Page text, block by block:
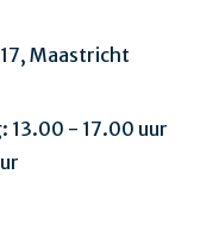
Maastricht
13.00 - 17.00 uur